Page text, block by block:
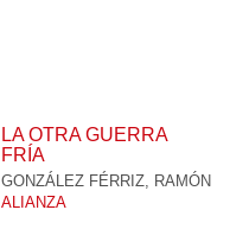
LA OTRA GUERRA
FRÍA
GONZÁLEZ FÉRRIZ, RAMÓN
ALIANZA